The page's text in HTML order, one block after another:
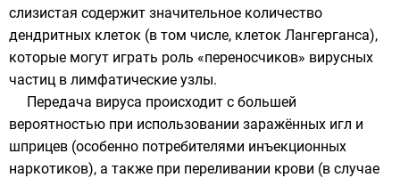
слизистая содержит значительное количество
дендритных клеток (в том числе, клеток Лангерганса),
которые могут играть роль «переносчиков» вирусных
частиц в лимфатические узлы.
Передача вируса происходит с большей
вероятностью при использовании заражённых игл и
шприцев (особенно потребителями инъекционных
наркотиков), а также при переливании крови (в случае